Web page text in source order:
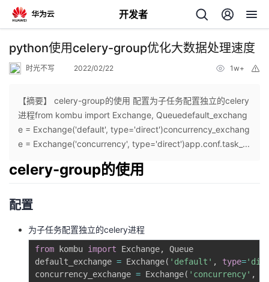
开发者
返
个
人
主
页
我
的
开
python使用celery-group优化大数据处理速度
时光不写 2022/02/22 1w+
【摘要】 celery-group的使用 配置为子任务配置独立的celery
进程from kombu import Exchange, Queuedefault_exchang
e = Exchange('default', type='direct')concurrency_exchang
e = Exchange('concurrency', type='direct')app.conf.task_...
celery-group的使用
配置
为子任务配置独立的celery进程
from kombu import Exchange,
Queue
default_exchange = Exchange( 'default' , type=
concurrency_exchange = Exchange( 'concurrency' ,